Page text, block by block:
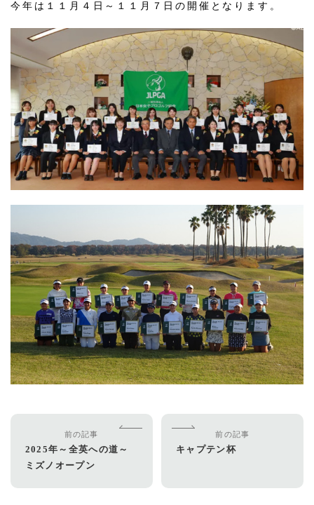
今年は１１月４日～１１月７日の開催となります。
前の記事
2025年～全英への道～
ミズノオープン
前の記事
キャプテン杯